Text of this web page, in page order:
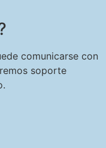
comunicarse con
soporte